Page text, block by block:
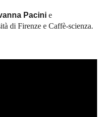
Pacini
di Firenze e Caffè-scienza.